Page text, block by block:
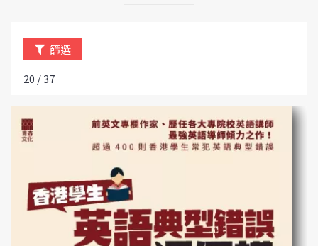
篩選
20 / 37